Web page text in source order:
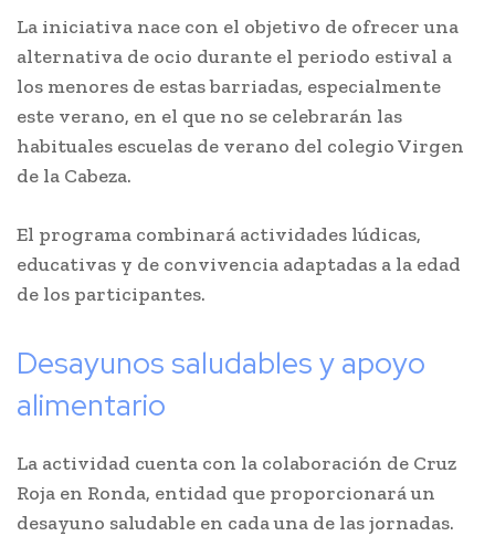
La iniciativa nace con el objetivo de ofrecer una
alternativa de ocio durante el periodo estival a
los menores de estas barriadas, especialmente
este verano, en el que no se celebrarán las
habituales escuelas de verano del colegio Virgen
de la Cabeza.
El programa combinará actividades lúdicas,
educativas y de convivencia adaptadas a la edad
de los participantes.
Desayunos saludables y apoyo
alimentario
La actividad cuenta con la colaboración de Cruz
Roja en Ronda, entidad que proporcionará un
desayuno saludable en cada una de las jornadas.